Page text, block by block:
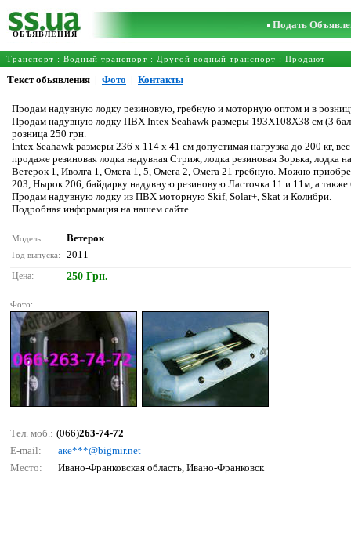
ОБЪЯВЛЕНИЯ
Подать
Транспорт : Водный транспорт : Другой водный транспорт : Продают
Текст обьявления | Фото | Контакты
Продам надувную лодку резиновую, гребную и моторную оптом и в
Продам надувную лодку ПВХ Intex Seahawk размеры 193Х108Х38 см (3
розница 250 грн.
Intex Seahawk размеры 236 х 114 x 41 см допустимая нагрузка до 200 кг,
продаже резиновая лодка надувная Стриж, лодка резиновая Зорька, лодка
Ветерок 1, Иволга 1, Омега 1, 5, Омега 2, Омега 21 гребную. Можно
203, Нырок 206, байдарку надувную резиновую Ласточка 11 и 11м, а
Продам надувную лодку из ПВХ моторную Skif, Solar+, Skat и Колибри.
Подробная информация на нашем сайте
Модель: Ветерок
Год выпуска: 2011
Цена: 250 Грн.
Фото:
Тел. моб.: (066)263-74-72
E-mail:
аке***@bigmir.nеt
Место:
Ивано-Франковская область, Ивано-Франковск